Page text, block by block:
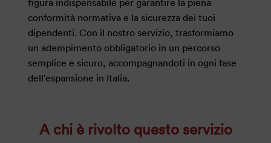
figura indispensabile per garantire la piena
conformità normativa e la sicurezza dei tuoi
dipendenti. Con il nostro servizio, trasformiamo
un adempimento obbligatorio in un percorso
semplice e sicuro, accompagnandoti in ogni fase
dell’espansione in Italia.
A chi è rivolto questo servizio